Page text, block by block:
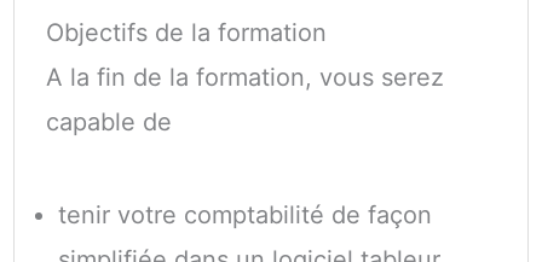
Objectifs de la formation
A la fin de la formation, vous serez
capable de
tenir votre comptabilité de façon